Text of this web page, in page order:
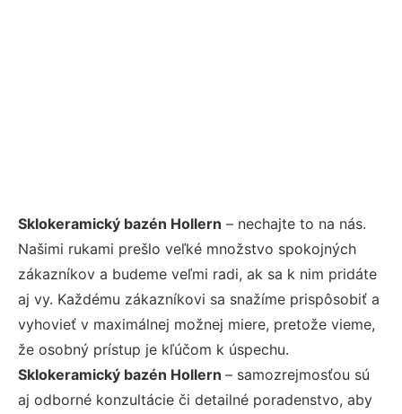
Sklokeramický bazén Hollern – nechajte to na nás.
Našimi rukami prešlo veľké množstvo spokojných
zákazníkov a budeme veľmi radi, ak sa k nim pridáte
aj vy. Každému zákazníkovi sa snažíme prispôsobiť a
vyhovieť v maximálnej možnej miere, pretože vieme,
že osobný prístup je kľúčom k úspechu.
Sklokeramický bazén Hollern – samozrejmosťou sú
aj odborné konzultácie či detailné poradenstvo, aby